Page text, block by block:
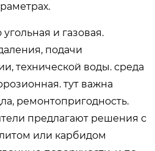
и газовая.
подачи
технической воды. среда
тут важна
ремонтопригодность.
предлагают решения с
или карбидом